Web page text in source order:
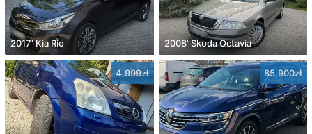
2017' Kia Rio 2008' Skoda Octavia
4,999zł 85,900zł